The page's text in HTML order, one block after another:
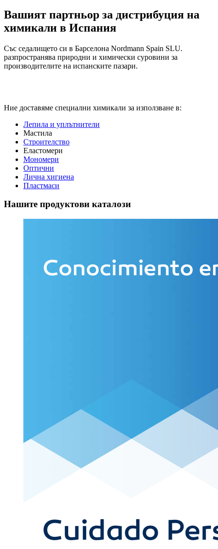
Вашият партньор за дистрибуция на
химикали в Испания
Със седалището си в Барселона Nordmann Spain SLU.
разпространява природни и химически суровини за
производителите на испанските пазари.
Ние доставяме специални химикали за използване в:
Лепила и уплътнители
Мастила
Строителство
Еластомери
Мономери
Оптични
Лична хигиена
Пластмаси
Нашите продуктови каталози